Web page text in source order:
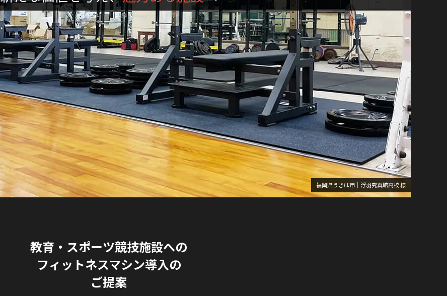
福岡県うきは市｜浮羽究真館高校 様
教育・スポーツ競技施設への
フィットネスマシン導入の
ご提案